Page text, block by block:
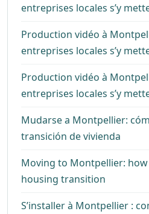
entreprises locales s’y
Production vidéo à
entreprises locales s’y
Production vidéo à
entreprises locales s’y
Mudarse a Montpellier:
transición de vivienda
Moving to Montpellier:
housing transition
S’installer à Montpellier :